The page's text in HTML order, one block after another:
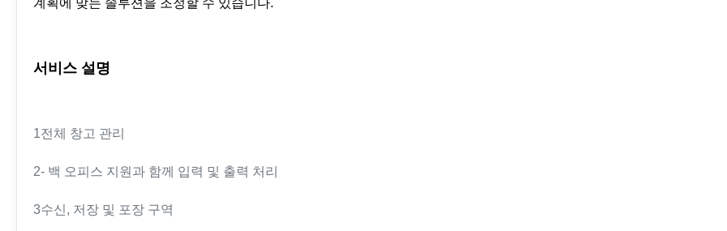
계획에 맞는 솔루션을 조정할 수 있습니다.
서비스 설명
1전체 창고 관리
2- 백 오피스 지원과 함께 입력 및 출력 처리
3수신, 저장 및 포장 구역